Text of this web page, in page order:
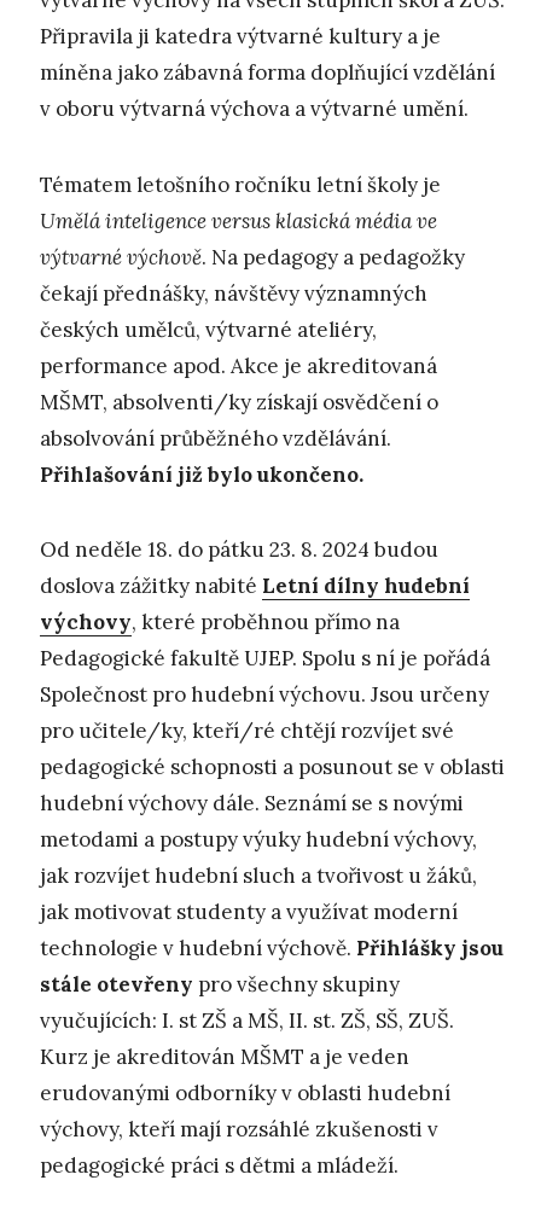
Připravila ji katedra výtvarné kultury a je
míněna jako zábavná forma doplňující vzdělání
v oboru výtvarná výchova a výtvarné umění.
Tématem letošního ročníku letní školy je
Umělá inteligence versus klasická média ve
výtvarné výchově. Na pedagogy a pedagožky
čekají přednášky, návštěvy významných
českých umělců, výtvarné ateliéry,
performance apod. Akce je akreditovaná
MŠMT, absolventi/ky získají osvědčení o
absolvování průběžného vzdělávání.
Přihlašování již bylo ukončeno.
Od neděle 18. do pátku 23. 8. 2024 budou
doslova zážitky nabité Letní dílny hudební
výchovy, které proběhnou přímo na
Pedagogické fakultě UJEP. Spolu s ní je pořádá
Společnost pro hudební výchovu. Jsou určeny
pro učitele/ky, kteří/ré chtějí rozvíjet své
pedagogické schopnosti a posunout se v oblasti
hudební výchovy dále. Seznámí se s novými
metodami a postupy výuky hudební výchovy,
jak rozvíjet hudební sluch a tvořivost u žáků,
jak motivovat studenty a využívat moderní
technologie v hudební výchově. Přihlášky jsou
stále otevřeny pro všechny skupiny
vyučujících: I. st ZŠ a MŠ, II. st. ZŠ, SŠ, ZUŠ.
Kurz je akreditován MŠMT a je veden
erudovanými odborníky v oblasti hudební
výchovy, kteří mají rozsáhlé zkušenosti v
pedagogické práci s dětmi a mládeží.